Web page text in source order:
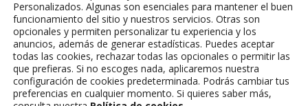
Personalizados. Algunas son esenciales para mantener el buen
funcionamiento del sitio y nuestros servicios. Otras son
opcionales y permiten personalizar tu experiencia y los
anuncios, además de generar estadísticas. Puedes aceptar
todas las cookies, rechazar todas las opcionales o permitir las
que prefieras. Si no escoges nada, aplicaremos nuestra
configuración de cookies predeterminada. Podrás cambiar tus
preferencias en cualquier momento. Si quieres saber más,